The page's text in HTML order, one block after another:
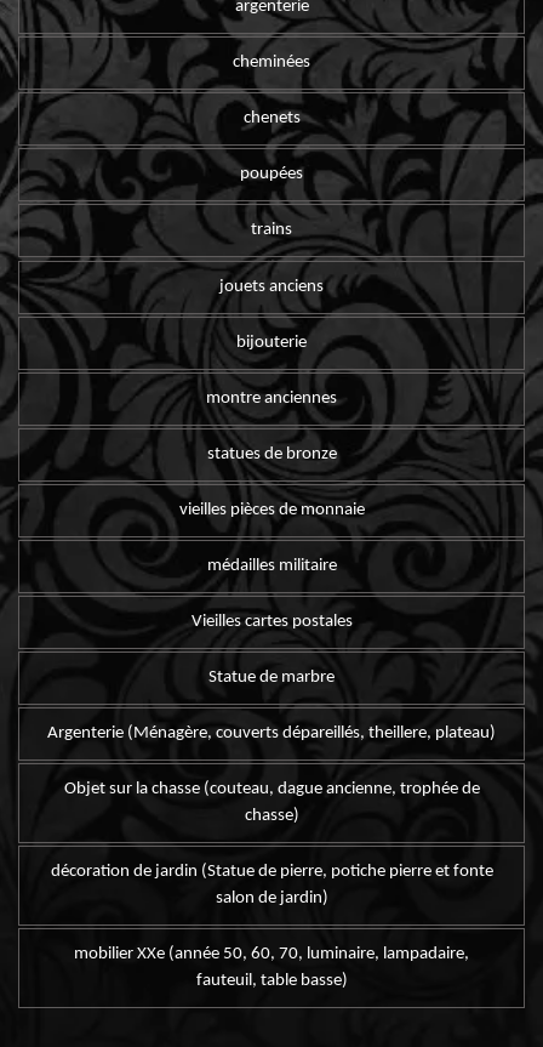
argenterie
cheminées
chenets
poupées
trains
jouets anciens
bijouterie
montre anciennes
statues de bronze
vieilles pièces de monnaie
médailles militaire
Vieilles cartes postales
Statue de marbre
Argenterie (Ménagère, couverts dépareillés, theillere, plateau)
Objet sur la chasse (couteau, dague ancienne, trophée de
chasse)
décoration de jardin (Statue de pierre, potiche pierre et fonte
salon de jardin)
mobilier XXe (année 50, 60, 70, luminaire, lampadaire,
fauteuil, table basse)